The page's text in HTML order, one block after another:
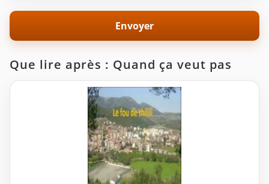
Que lire après : Quand ça veut pas